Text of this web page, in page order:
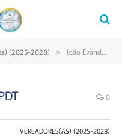
(2025-2028) » João Evandro da Silva – PDT
0
VEREADORES(AS) (2025-2028)